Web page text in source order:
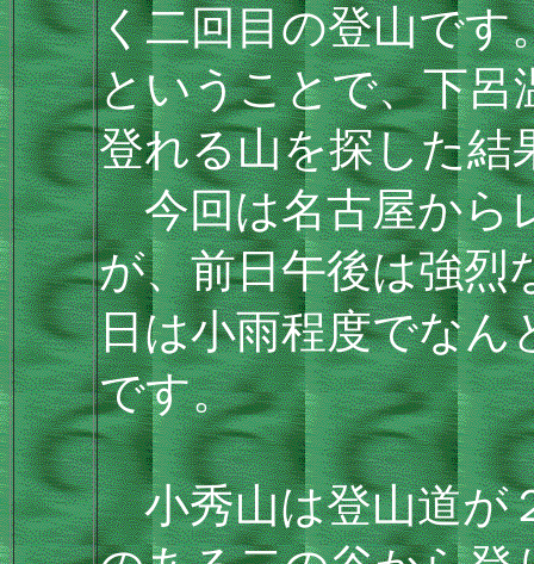
く二回目の登山です
ということで、下呂
登れる山を探した結
今回は名古屋から
が、前日午後は強烈
日は小雨程度でなん
です。
小秀山は登山道が